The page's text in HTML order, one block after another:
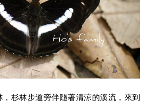
杉林步道旁伴隨著清涼的溪流，來到